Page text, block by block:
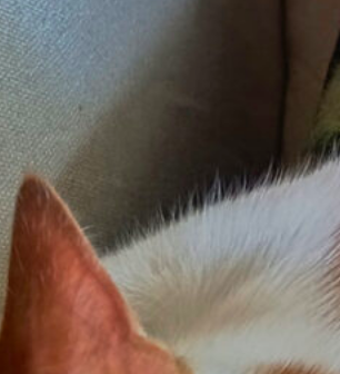
ich mir nie Gedanken über
ich jemanden damit gesehen, und
Am 27. habe ich sie bestellt, am
Schnellschuss.. <3 Unter dem
das Teil und was ich mir damit